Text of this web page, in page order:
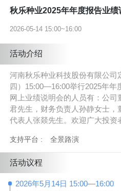
秋乐种业2025年年度报告业绩
2026-05-14 15:00~16:00
活动介绍
河南秋乐种业科技股份有限公司
四）15:00—16:00举行2025年年
网上业绩说明会的人员有：公
君先生，财务负责人孙静女士
代表人张燚先生。欢迎广大投资
支持平台 : 全景路演
活动议程
2026年5月14日 15:00—16:00